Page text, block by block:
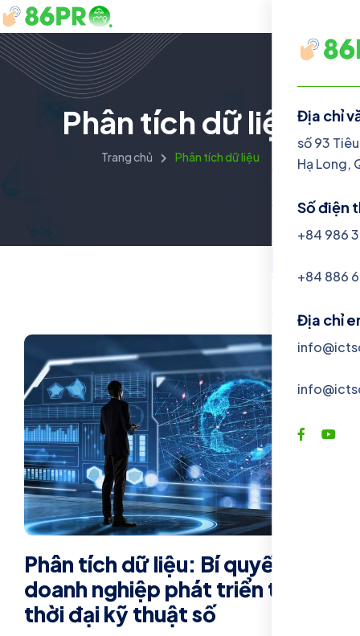
Danh mục
Địa chỉ
số 93
Hạ Long,
Số điện
+84 986
+84 886
Địa chỉ
Phân tích dữ liệu
Trang chủ Phân tích dữ liệu
Phân tích dữ liệu: Bí quyết giúp
doanh nghiệp phát triển trong
thời đại kỹ thuật số